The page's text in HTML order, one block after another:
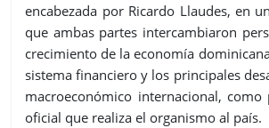
encabezada por Ricardo Llaudes, en
que ambas partes intercambiaron
crecimiento de la economía
sistema financiero y los principales
macroeconómico internacional,
oficial que realiza el organismo al país.